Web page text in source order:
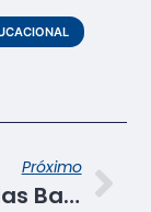
Próximo
CEP Tobias Barreto promove 3º Encontro Pedagógico com foco na inclusão